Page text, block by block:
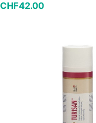
CHF42.00